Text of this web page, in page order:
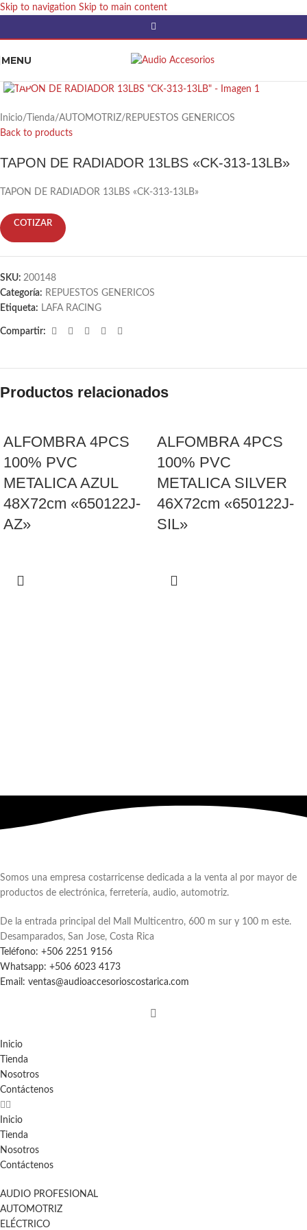
Skip to navigation Skip to main content
MENU
Inicio/ Tienda/AUTOMOTRIZ/ REPUESTOS GENERICOS
Back to products
TAPON DE RADIADOR 13LBS «CK-313-13LB»
TAPON DE RADIADOR 13LBS «CK-313-13LB»
COTIZAR
SKU: 200148
Categoría: REPUESTOS GENERICOS
Etiqueta: LAFA RACING
Compartir:
Productos relacionados
ALFOMBRA 4PCS
100% PVC
METALICA AZUL
48X72cm «650122J-
AZ»
ALFOMBRA 4PCS
100% PVC
METALICA SILVER
46X72cm «650122J-
SIL»
Somos una empresa costarricense dedicada a la venta al por mayor de
productos de electrónica, ferretería, audio, automotriz.
De la entrada principal del Mall Multicentro, 600 m sur y 100 m este.
Desamparados, San Jose, Costa Rica
Teléfono: +506 2251 9156
Whatsapp: +506 6023 4173
Email: ventas@audioaccesorioscostarica.com
Inicio
Tienda
Nosotros
Contáctenos
Inicio
Tienda
Nosotros
Contáctenos
AUDIO PROFESIONAL
AUTOMOTRIZ
ELÉCTRICO